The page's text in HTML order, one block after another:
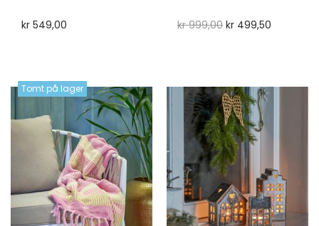
kr 549,00 kr999,00 kr 499,50
Tomt på lager